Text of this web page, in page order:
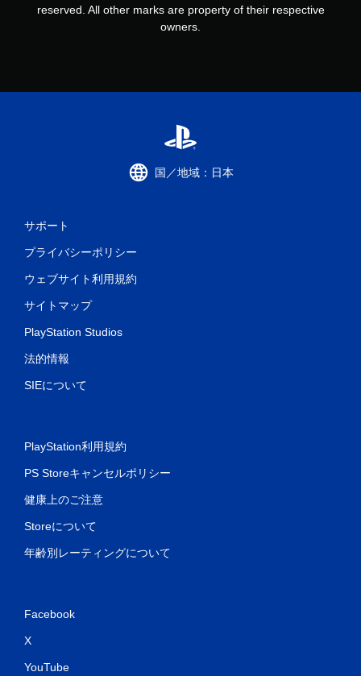
reserved. All other marks are property of their respective
owners.
国／地域：日本
サポート
プライバシーポリシー
ウェブサイト利用規約
サイトマップ
PlayStation Studios
法的情報
SIEについて
PlayStation利用規約
PS Storeキャンセルポリシー
健康上のご注意
Storeについて
年齢別レーティングについて
Facebook
X
YouTube